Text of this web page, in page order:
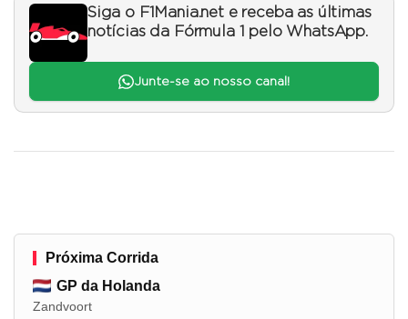
Siga o F1Mania.net e receba as últimas
notícias da Fórmula 1 pelo WhatsApp.
Junte-se ao nosso canal!
Próxima Corrida
GP da Holanda
Zandvoort